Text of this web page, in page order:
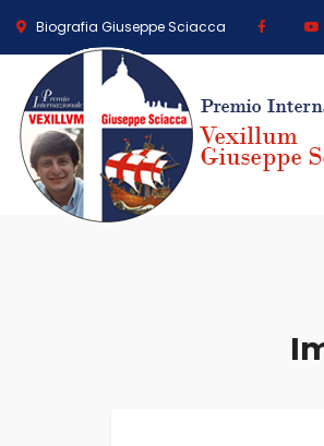
Biografia Giuseppe Sciacca